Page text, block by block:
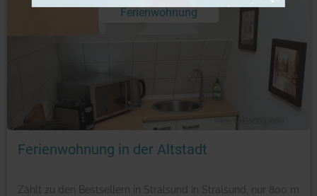
Ferienwohnung
Ferienwohnung in der Altstadt
Zählt zu den Bestsellern in Stralsund In Stralsund, nur 800 m